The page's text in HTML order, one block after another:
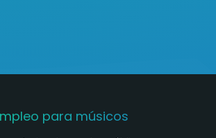
para músicos